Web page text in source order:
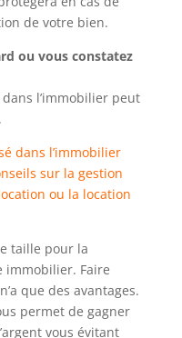
de votre bien.
ou vous constatez
l’immobilier peut
dans l’immobilier
sur la gestion
ou la location
taille pour la
immobilier. Faire
que des avantages.
permet de gagner
vous évitant